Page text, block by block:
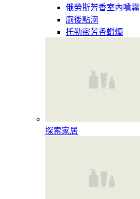
俄勞斯芳香室內噴霧
廁後點滴
托勒密芳香蠟燭
探索家居